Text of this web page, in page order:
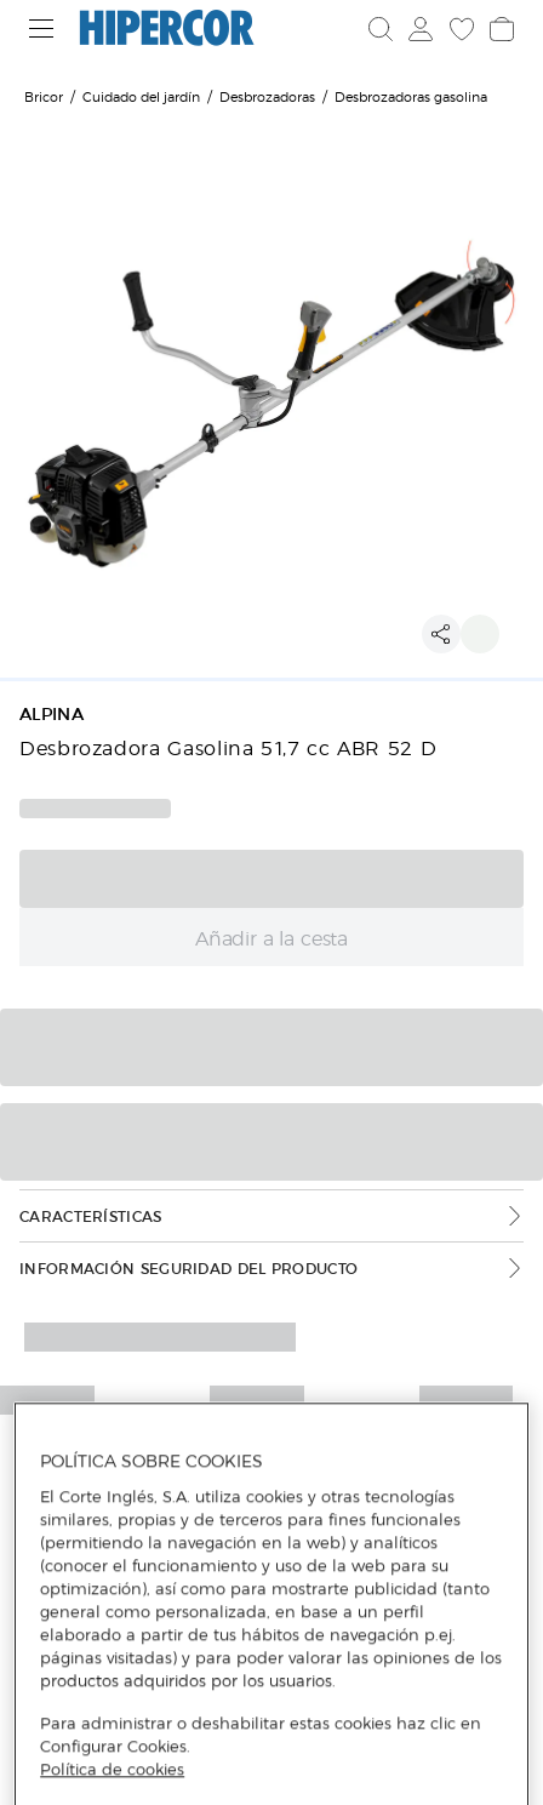
Bricor Cuidado del jardín Desbrozadoras Desbrozadoras gasolina
ALPINA
Desbrozadora Gasolina 51,7 cc ABR 52 D
Añadir a la cesta
CARACTERÍSTICAS
INFORMACIÓN SEGURIDAD DEL PRODUCTO
POLÍTICA SOBRE COOKIES
El Corte Inglés, S.A. utiliza cookies y otras tecnologías
similares, propias y de terceros para fines funcionales
(permitiendo la navegación en la web) y analíticos
(conocer el funcionamiento y uso de la web para su
optimización), así como para mostrarte publicidad (tanto
general como personalizada, en base a un perfil
elaborado a partir de tus hábitos de navegación p.ej.
páginas visitadas) y para poder valorar las opiniones de los
productos adquiridos por los usuarios.
Para administrar o deshabilitar estas cookies haz clic en
Configurar Cookies.
Política de cookies